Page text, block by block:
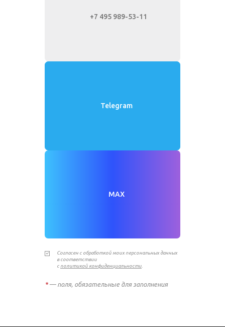
+7 495 989-53-11
Telegram
MAX
Согласен с обработкой моих персональных данных
в соответствии
с политикой конфиденциальности
*— поля, обязательные для заполнения